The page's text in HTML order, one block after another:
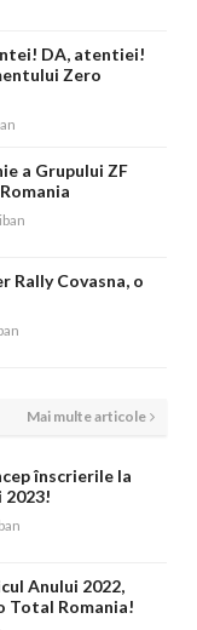
DA, atentiei!
Zero
a Grupului ZF
Rally Covasna, o
Mai multe articole
înscrierile la
2023!
Anului 2022,
Total Romania!